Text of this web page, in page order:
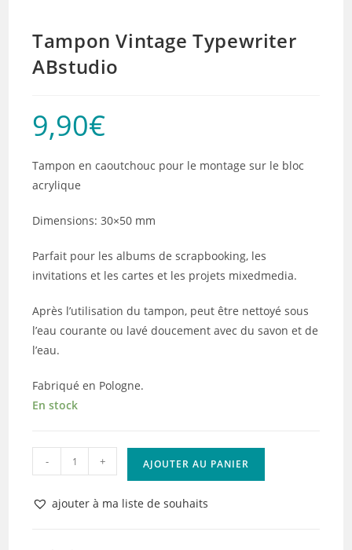
Tampon Vintage Typewriter
ABstudio
9,90€
Tampon en caoutchouc pour le montage sur le bloc
acrylique
Dimensions: 30×50 mm
Parfait pour les albums de scrapbooking, les
invitations et les cartes et les projets mixedmedia.
Après l’utilisation du tampon, peut être nettoyé sous
l’eau courante ou lavé doucement avec du savon et de
l’eau.
Fabriqué en Pologne.
En stock
quantité
de
Tampon
Vintage
- + AJOUTER AU PANIER
ajouter à ma liste de souhaits